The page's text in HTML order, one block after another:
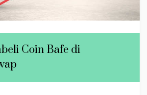
Coin Bafe di